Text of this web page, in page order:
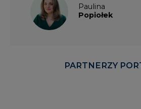
Paulina
Popiołek
PARTNERZY